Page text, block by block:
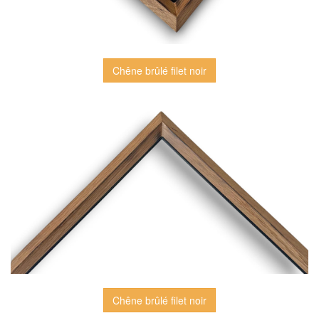
Chêne brûlé filet noir
Chêne brûlé filet noir